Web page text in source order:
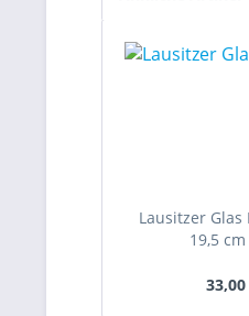
Lausitzer Glas
19,5